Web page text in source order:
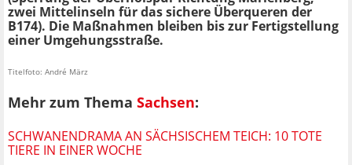
zwei Mittelinseln für das sichere Überqueren der
B174). Die Maßnahmen bleiben bis zur Fertigstellung
einer Umgehungsstraße.
Titelfoto: André März
Mehr zum Thema Sachsen:
SCHWANENDRAMA AN SÄCHSISCHEM TEICH: 10 TOTE
TIERE IN EINER WOCHE